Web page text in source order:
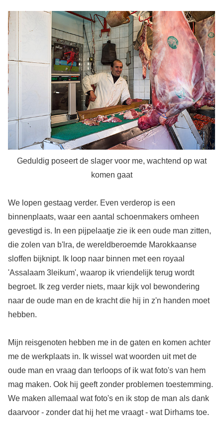
Geduldig poseert de slager voor me, wachtend op wat
komen gaat
We lopen gestaag verder. Even verderop is een
binnenplaats, waar een aantal schoenmakers omheen
gevestigd is. In een pijpelaatje zie ik een oude man zitten,
die zolen van b'lra, de wereldberoemde Marokkaanse
sloffen bijknipt. Ik loop naar binnen met een royaal
'Assalaam 3leikum', waarop ik vriendelijk terug wordt
begroet. Ik zeg verder niets, maar kijk vol bewondering
naar de oude man en de kracht die hij in z'n handen moet
hebben.
Mijn reisgenoten hebben me in de gaten en komen achter
me de werkplaats in. Ik wissel wat woorden uit met de
oude man en vraag dan terloops of ik wat foto's van hem
mag maken. Ook hij geeft zonder problemen toestemming.
We maken allemaal wat foto's en ik stop de man als dank
daarvoor - zonder dat hij het me vraagt - wat Dirhams toe.